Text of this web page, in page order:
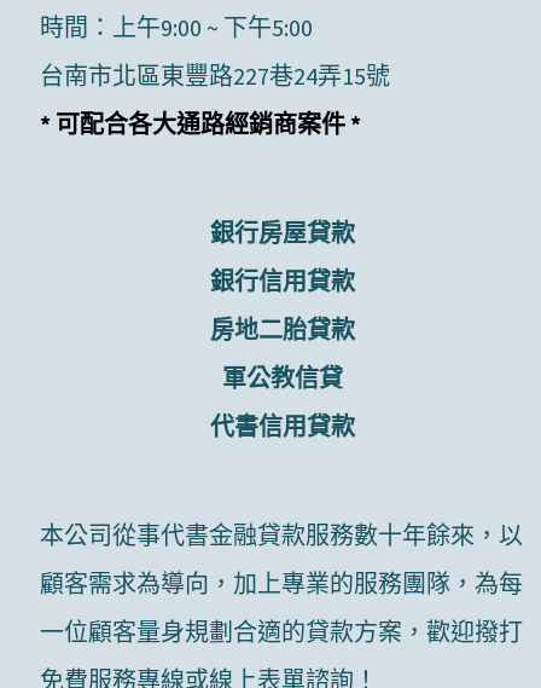
時間：上午9:00 ~ 下午5:00
台南市北區東豐路227巷24弄15號
* 可配合各大通路經銷商案件 *
銀行房屋貸款
銀行信用貸款
房地二胎貸款
軍公教信貸
代書信用貸款
本公司從事代書金融貸款服務數十年餘來，以
顧客需求為導向，加上專業的服務團隊，為每
一位顧客量身規劃合適的貸款方案，歡迎撥打
免費服務專線或線上表單諮詢！